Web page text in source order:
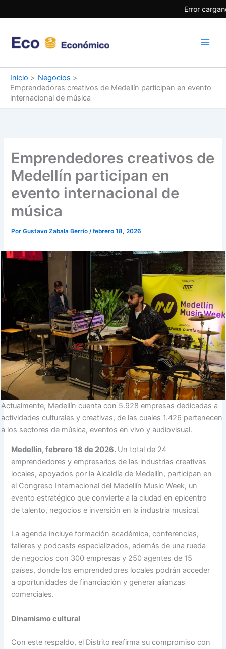
Error
al
Inicio
Negocios
Emprendedores creativos de Medellín participan en evento
internacional de música
Emprendedores creativos de
Medellín participan en
evento internacional de
música
PorGustavo Zabala Berrío /febrero 18, 2026
Actualmente, Medellín cuenta con 5.928 empresas dedicadas a
actividades culturales y creativas, de las cuales 1.426 pertenecen
a los sectores de música, eventos en vivo y audiovisual.
Medellín, febrero 18 de 2026. Un total de 24
emprendedores y empresarios de las industrias creativas
locales, apoyados por la Alcaldía de Medellín, participan en
el Congreso Internacional del Medellín Music Week, un
evento estratégico que convierte a la ciudad en epicentro
de talento, negocios e inversión en la industria musical.
La agenda incluye formación académica, conferencias,
talleres y podcasts especializados, además de una rueda
de negocios con 300 empresas y 250 agentes de 15
países, donde los emprendedores locales podrán acceder
a oportunidades de financiación y generar alianzas
comerciales.
Dinamismo cultural
Con este respaldo, el Distrito reafirma su compromiso con